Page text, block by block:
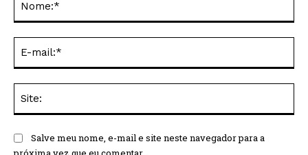
Salve meu nome, e-mail e site neste navegador para a